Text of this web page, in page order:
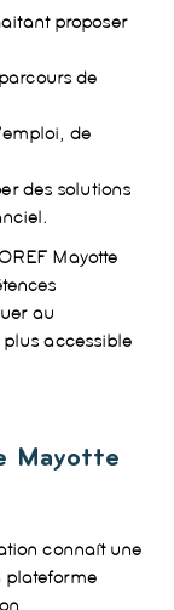
proposer
de
de
des solutions
Mayotte
au
accessible
Mayotte
connaît une
plateforme